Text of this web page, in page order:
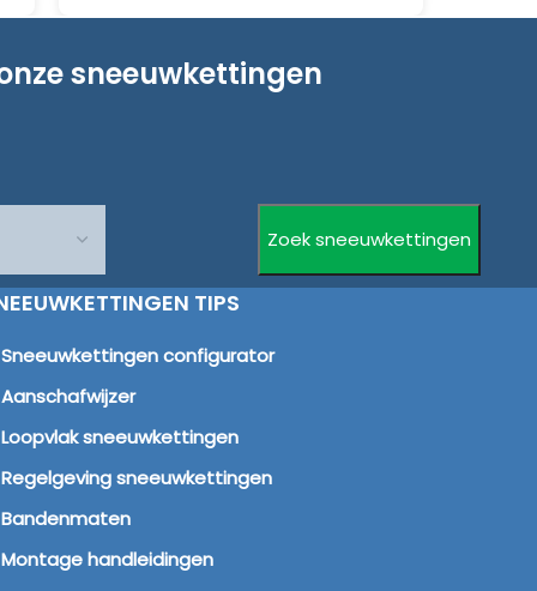
sneeuwkettingen
TIPS
Sneeuwkettingen configurator
Aanschafwijzer
Loopvlak sneeuwkettingen
Regelgeving sneeuwkettingen
Bandenmaten
Montage handleidingen